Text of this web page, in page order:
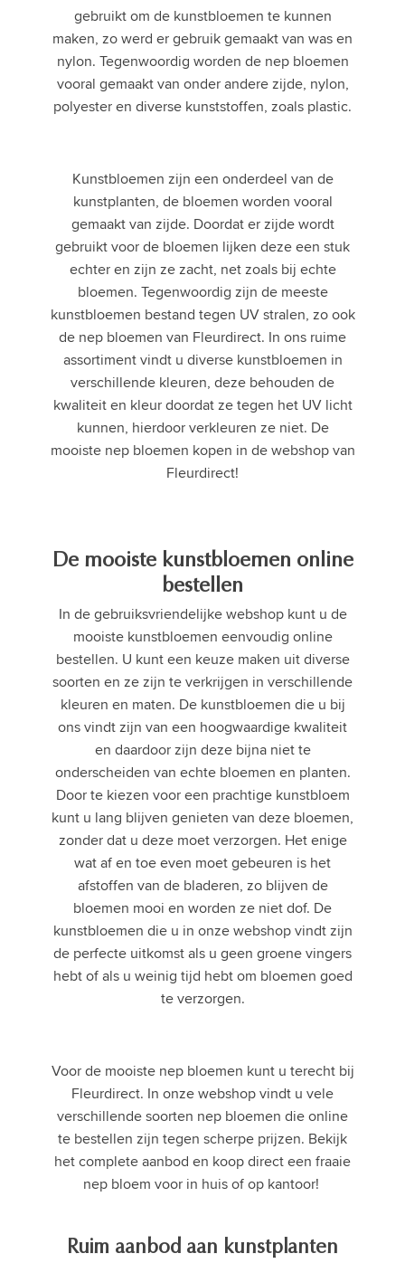
gebruikt om de kunstbloemen te kunnen
maken, zo werd er gebruik gemaakt van was en
nylon. Tegenwoordig worden de nep bloemen
vooral gemaakt van onder andere zijde, nylon,
polyester en diverse kunststoffen, zoals plastic.
Kunstbloemen zijn een onderdeel van de
kunstplanten, de bloemen worden vooral
gemaakt van zijde. Doordat er zijde wordt
gebruikt voor de bloemen lijken deze een stuk
echter en zijn ze zacht, net zoals bij echte
bloemen. Tegenwoordig zijn de meeste
kunstbloemen bestand tegen UV stralen, zo ook
de nep bloemen van Fleurdirect. In ons ruime
assortiment vindt u diverse kunstbloemen in
verschillende kleuren, deze behouden de
kwaliteit en kleur doordat ze tegen het UV licht
kunnen, hierdoor verkleuren ze niet. De
mooiste nep bloemen kopen in de webshop van
Fleurdirect!
De mooiste kunstbloemen online
bestellen
In de gebruiksvriendelijke webshop kunt u de
mooiste kunstbloemen eenvoudig online
bestellen. U kunt een keuze maken uit diverse
soorten en ze zijn te verkrijgen in verschillende
kleuren en maten. De kunstbloemen die u bij
ons vindt zijn van een hoogwaardige kwaliteit
en daardoor zijn deze bijna niet te
onderscheiden van echte bloemen en planten.
Door te kiezen voor een prachtige kunstbloem
kunt u lang blijven genieten van deze bloemen,
zonder dat u deze moet verzorgen. Het enige
wat af en toe even moet gebeuren is het
afstoffen van de bladeren, zo blijven de
bloemen mooi en worden ze niet dof. De
kunstbloemen die u in onze webshop vindt zijn
de perfecte uitkomst als u geen groene vingers
hebt of als u weinig tijd hebt om bloemen goed
te verzorgen.
Voor de mooiste nep bloemen kunt u terecht bij
Fleurdirect. In onze webshop vindt u vele
verschillende soorten nep bloemen die online
te bestellen zijn tegen scherpe prijzen. Bekijk
het complete aanbod en koop direct een fraaie
nep bloem voor in huis of op kantoor!
Ruim aanbod aan kunstplanten